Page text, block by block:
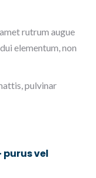
rutrum augue
elementum, non
pulvinar
vel